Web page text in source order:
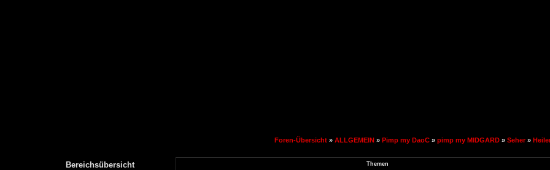
Foren-Übersicht» ALLGEMEIN» Pimp my DaoC» pimp my MIDGARD» Seher»
Bereichsübersicht Themen